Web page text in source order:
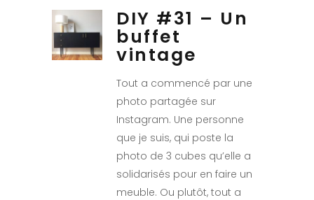
DIY #31 – Un
buffet
vintage
Tout a commencé par une
photo partagée sur
Instagram. Une personne
que je suis, qui poste la
photo de 3 cubes qu’elle a
solidarisés pour en faire un
meuble. Ou plutôt, tout a